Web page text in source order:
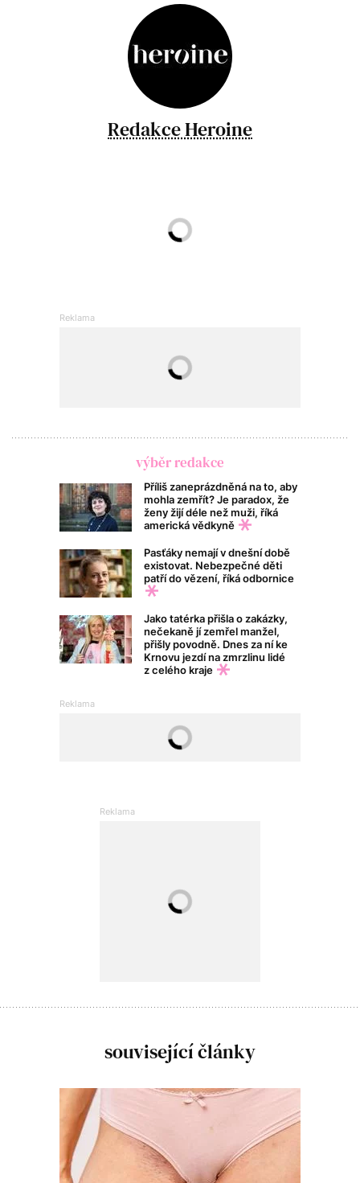
Redakce Heroine
výběr redakce
Příliš zaneprázdněná na to, aby
mohla zemřít? Je paradox, že
ženy žijí déle než muži, říká
americká vědkyně
Pasťáky nemají v dnešní době
existovat. Nebezpečné děti
patří do vězení, říká odbornice
Jako tatérka přišla o zakázky,
nečekaně jí zemřel manžel,
přišly povodně. Dnes za ní ke
Krnovu jezdí na zmrzlinu lidé
z celého kraje
související články